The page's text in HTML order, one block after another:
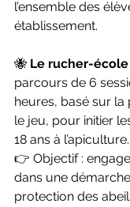
l’ensemble des
établissement.
🐝 Le rucher-école
parcours de 6
heures, basé sur
le jeu, pour initier
18 ans à l’apiculture.
👉 Objectif :
dans une
protection des